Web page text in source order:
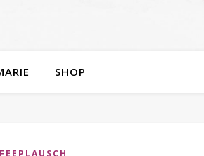
SHOP